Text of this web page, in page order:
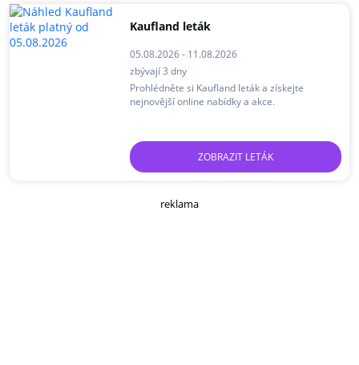
Kaufland leták
05.08.2026 - 11.08.2026
zbývají 3 dny
Prohlédněte si Kaufland leták a získejte
nejnovější online nabídky a akce.
ZOBRAZIT LETÁK
reklama